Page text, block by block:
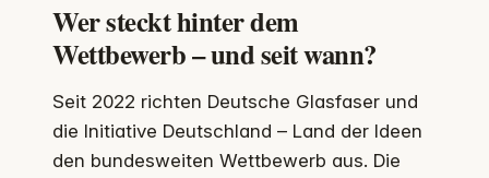
Wer steckt hinter dem
Wettbewerb – und seit wann?
Seit 2022 richten Deutsche Glasfaser und
die Initiative Deutschland – Land der Ideen
den bundesweiten Wettbewerb aus. Die